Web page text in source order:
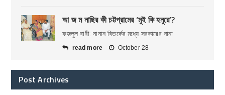
আ জ ম নাছির কী চট্টগ্রামের ‘মুই কি হনুরে’?
ফজলুল বারী: নানান বিতর্কের মধ্যে সরকারের নানা
read more October 28
Post Archives